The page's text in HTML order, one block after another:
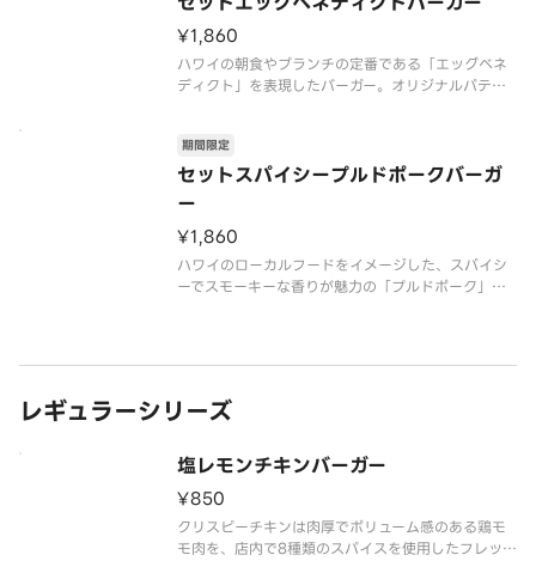
¥1,860
ハワイの朝食やブランチの定番である「エッグベネ
ディクト」を表現したバーガー。オリジナルパティ
店内仕込みのオランデーズソースをたっぷりと合わ
せました。濃厚なコクとまろやか
セットスパイシープルドポークバーガ
ー
期間限定
¥1,860
ハワイのローカルフードをイメージした、スパイシ
ーでスモーキーな香りが魅力の「プルドポーク」を
コールスローをトッピング。肉
レギュラーシリーズ
塩レモンチキンバーガー
¥850
クリスピーチキンは肉厚でボリューム感のある鶏モ
モ肉を、店内で8種類のスパイスを使用したフレッシ